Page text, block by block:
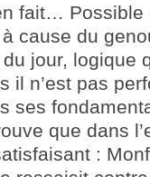
fait… Possible
cause du
jour, logique
il n’est pas
ses
que dans
: